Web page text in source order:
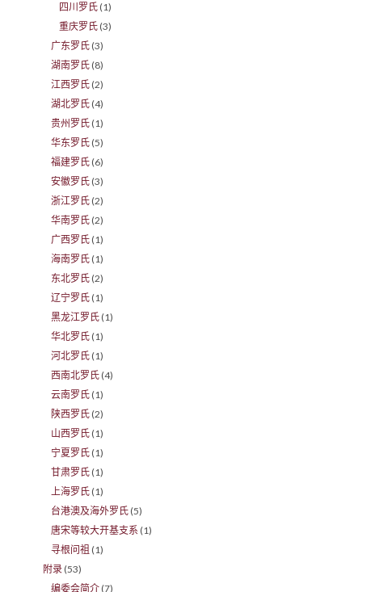
四川罗氏 (1)
重庆罗氏 (3)
广东罗氏 (3)
湖南罗氏 (8)
江西罗氏 (2)
湖北罗氏 (4)
贵州罗氏 (1)
华东罗氏 (5)
福建罗氏 (6)
安徽罗氏 (3)
浙江罗氏 (2)
华南罗氏 (2)
广西罗氏 (1)
海南罗氏 (1)
东北罗氏 (2)
辽宁罗氏 (1)
黑龙江罗氏 (1)
华北罗氏 (1)
河北罗氏 (1)
西南北罗氏 (4)
云南罗氏 (1)
陕西罗氏 (2)
山西罗氏 (1)
宁夏罗氏 (1)
甘肃罗氏 (1)
上海罗氏 (1)
台港澳及海外罗氏 (5)
唐宋等较大开基支系 (1)
寻根问祖 (1)
附录 (53)
编委会简介 (7)